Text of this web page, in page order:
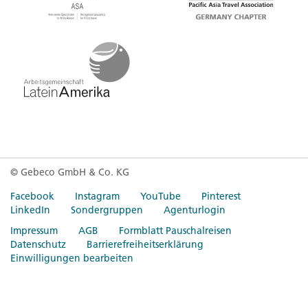
© Gebeco GmbH & Co. KG
Facebook
Instagram YouTube
Pinterest
LinkedIn
Sondergruppen
Agenturlogin
Impressum
AGB
Formblatt Pauschalreisen
Datenschutz
Barrierefreiheitserklärung
Einwilligungen bearbeiten